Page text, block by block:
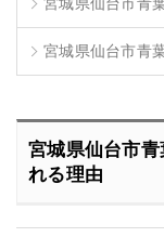
宮城県仙台市青
宮城県仙台市
れる理由